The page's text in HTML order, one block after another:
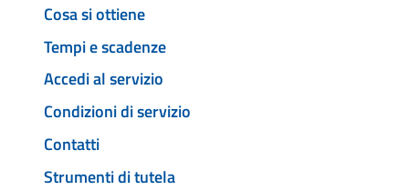
Cosa si ottiene
Tempi e scadenze
Accedi al servizio
Condizioni di servizio
Contatti
Strumenti di tutela